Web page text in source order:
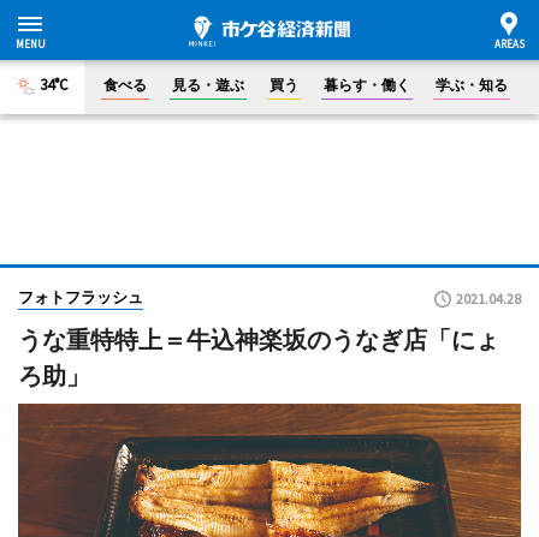
34°C 食べる 見る・遊ぶ 買う 暮らす・働く 学ぶ・知る
フォトフラッシュ 2021.04.28
うな重特特上＝牛込神楽坂のうなぎ店「にょ
ろ助」